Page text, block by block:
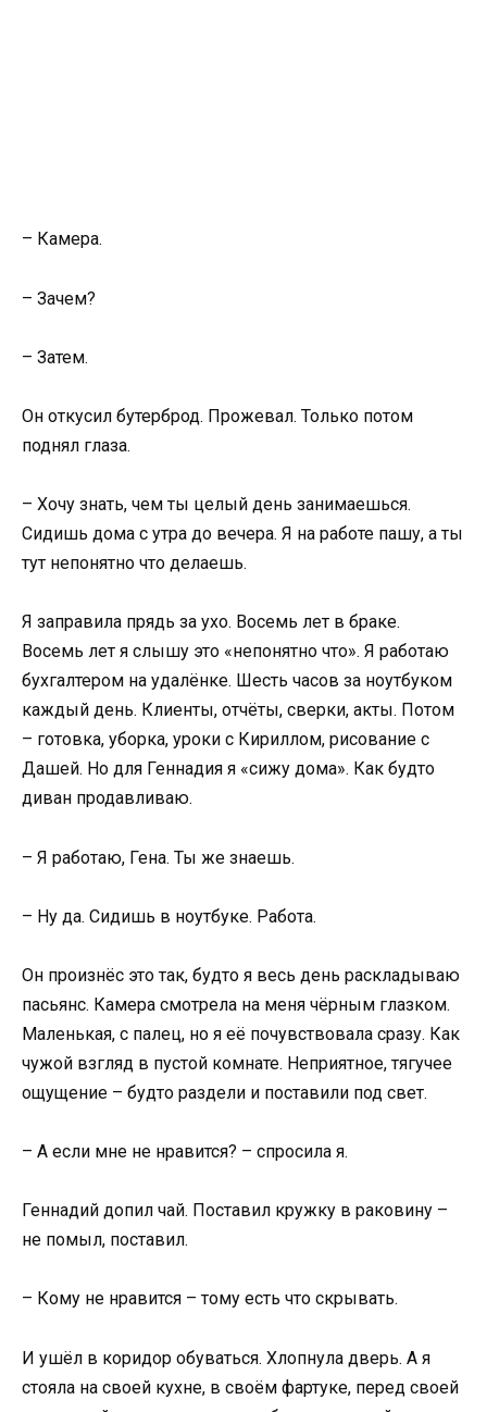
– Камера.
– Зачем?
– Затем.
Он откусил бутерброд. Прожевал. Только потом
поднял глаза.
– Хочу знать, чем ты целый день занимаешься.
Сидишь дома с утра до вечера. Я на работе пашу, а ты
тут непонятно что делаешь.
Я заправила прядь за ухо. Восемь лет в браке.
Восемь лет я слышу это «непонятно что». Я работаю
бухгалтером на удалёнке. Шесть часов за ноутбуком
каждый день. Клиенты, отчёты, сверки, акты. Потом
– готовка, уборка, уроки с Кириллом, рисование с
Дашей. Но для Геннадия я «сижу дома». Как будто
диван продавливаю.
– Я работаю, Гена. Ты же знаешь.
– Ну да. Сидишь в ноутбуке. Работа.
Он произнёс это так, будто я весь день раскладываю
пасьянс. Камера смотрела на меня чёрным глазком.
Маленькая, с палец, но я её почувствовала сразу. Как
чужой взгляд в пустой комнате. Неприятное, тягучее
ощущение – будто раздели и поставили под свет.
– А если мне не нравится? – спросила я.
Геннадий допил чай. Поставил кружку в раковину –
не помыл, поставил.
– Кому не нравится – тому есть что скрывать.
И ушёл в коридор обуваться. Хлопнула дверь. А я
стояла на своей кухне, в своём фартуке, перед своей